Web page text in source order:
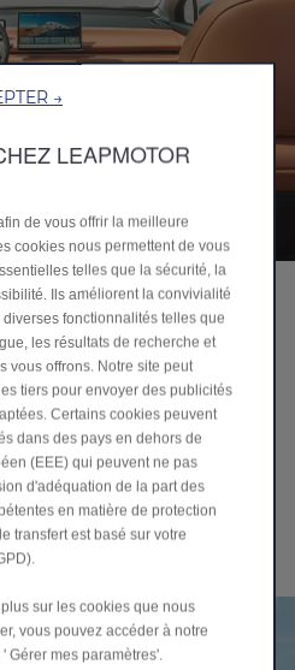
inclus : voir ci-dessous
de votre véhicule ou
à vos besoins
→
LEAPMOTOR
de vous offrir la meilleure
cookies nous permettent de vous
telles que la sécurité, la
Ils améliorent la convivialité
fonctionnalités telles que
les résultats de recherche et
vous offrons. Notre site peut
tiers pour envoyer des publicités
Certains cookies peuvent
dans des pays en dehors de
(EEE) qui peuvent ne pas
d'adéquation de la part des
en matière de protection
transfert est basé sur votre
sur les cookies que nous
vous pouvez accéder à notre
Gérer mes paramètres'.